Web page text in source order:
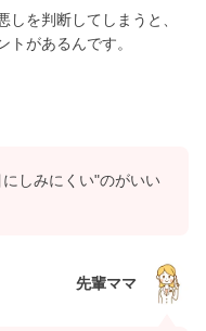
しを判断してしまうと、
があるんです。
しみにくい"のがいい
先輩ママ